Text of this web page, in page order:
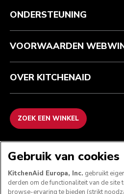
Je bestelling volgen
Garantie en documenten
Recupel
Retournering en terugbetaling
Imprint
ODR
ONDERSTEUNING
VOORWAARDEN
OVER KITCHENAID
ZOEK EEN WINKEL
Gebruik van cookies
KitchenAid Europa, Inc. gebruikt
derden om de functionaliteit van de